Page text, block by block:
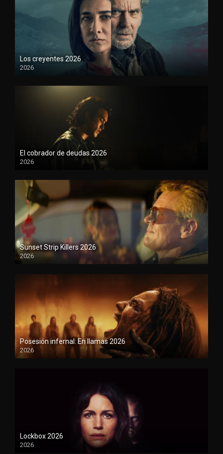
Los creyentes 2026
2026
1080P
El cobrador de deudas 2026
2026
1080P
Sunset Strip Killers 2026
2026
1080P
Posesión infernal: En llamas 2026
2026
1080P
Lockbox 2026
2026
1080P